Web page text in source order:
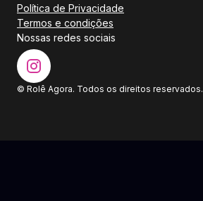
Política de Privacidade
Termos e condições
Nossas redes sociais
© Rolê Agora. Todos os direitos reservados.